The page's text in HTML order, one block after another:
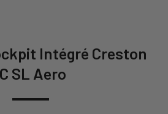
Intégré Creston
SL Aero